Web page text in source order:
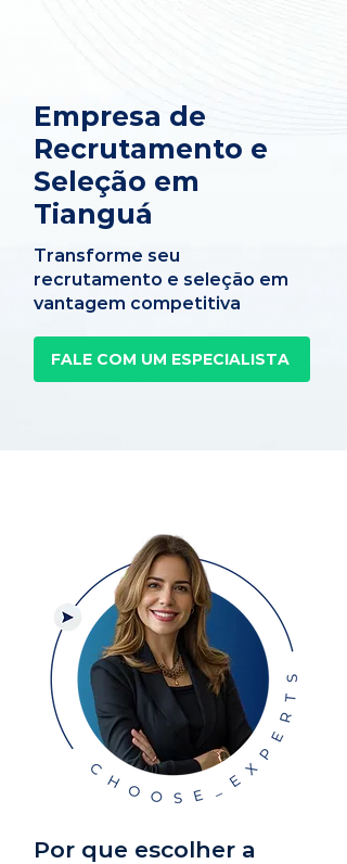
Empresa de
Recrutamento e
Seleção em
Tianguá
Transforme seu
recrutamento e seleção em
vantagem competitiva
FALE COM UM ESPECIALISTA
Por que escolher a